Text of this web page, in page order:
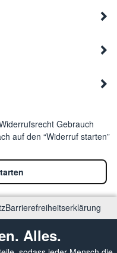
Gebrauch
auf den “Widerruf starten”
Barrierefreiheitserklärung
Alles.